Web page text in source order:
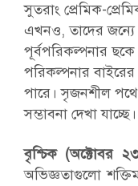
সুতরাং প্রেমিক-
এখনও, তাদের জন্যে
পূর্বপরিকল্পনার
পরিকল্পনার
পারে। সৃজনশীল
সম্ভাবনা দেখা
বৃশ্চিক (অক্টোবর
অভিজ্ঞতাগুলো